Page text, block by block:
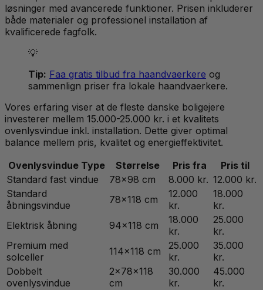
løsninger med avancerede funktioner. Prisen inkluderer
både materialer og professionel installation af
kvalificerede fagfolk.
💡
Tip: Faa gratis tilbud fra haandvaerkere og
sammenlign priser fra lokale haandvaerkere.
Vores erfaring viser at de fleste danske boligejere
investerer mellem 15.000-25.000 kr. i et kvalitets
ovenlysvindue inkl. installation. Dette giver optimal
balance mellem pris, kvalitet og energieffektivitet.
Ovenlysvindue Type
Størrelse Pris fra
Pris til
Standard fast vindue
78x98 cm 8.000 kr. 12.000 kr.
Standard
åbningsvindue
78x118 cm
12.000
kr.
18.000
kr.
Elektrisk åbning
94x118 cm
18.000
kr.
25.000
kr.
Premium med
solceller
114x118 cm
25.000
kr.
35.000
kr.
Dobbelt
ovenlysvindue
2x78x118
cm
30.000
kr.
45.000
kr.